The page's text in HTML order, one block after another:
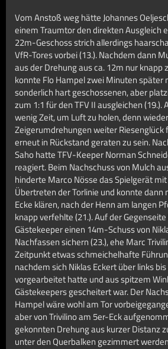
Vom Anstoß weg hätte Johannes
einem Traumtor den direkten Ausgleich
22m-Geschoss strich allerdings
VfR-Tores vorbei (13.). Nachdem dann
aus der Drehung aus ca. 12m nur knapp
konnte Flo Hampel zwei Minuten später
sonderlich hart geschossenen, aber
zum 1:1 für den TFV II ausgleichen (19.).
wenig Zeit, um Luft zu holen, denn
Zeigerumdrehungen weiter Riesenglück
erneut in Rückstand geraten zu sein.
Saho hatte TFV-Keeper Norman
reagiert. Beim Nachschuss von Mulch
hinderte Marco Nösse das Spielgerät
Übertreten der Torlinie und konnte dann
Ecke klären, nach der Henn am langen
knapp verfehlte (21.). Auf der
Gästekeeper einen 14m-Schuss von
Nachfassen sichern (23.), ehe Marc
Zeitpunkt etwas schmeichelhafte
nachdem sich Niklas Eckert über links
vorgearbeitet hatte und aus spitzem
Gästekeepers gescheitert war. Der
Hampel wäre wohl am Tor
aber von Trivilino am 5er-Eck
gekonnten Drehung aus kurzer Distanz
unter den Querbalken gezimmert